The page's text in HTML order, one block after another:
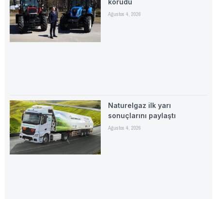
Ağustos 4, 2026
Naturelgaz ilk yarı
sonuçlarını paylaştı
Ağustos 4, 2026